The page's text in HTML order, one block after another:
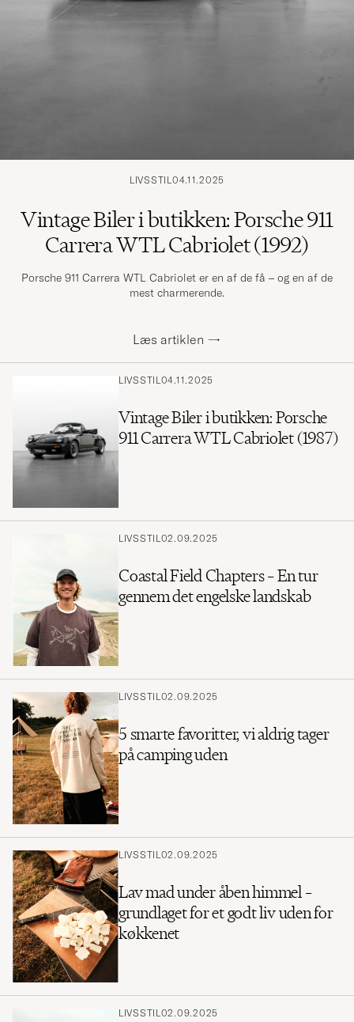
LIVSSTIL04.11.2025
Vintage Biler i butikken: Porsche 911
Carrera WTL Cabriolet (1992)
Porsche 911 Carrera WTL Cabriolet er en af de få – og en af de
mest charmerende.
Læs artiklen →
LIVSSTIL04.11.2025
Vintage Biler i butikken: Porsche
911 Carrera WTL Cabriolet (1987)
LIVSSTIL02.09.2025
Coastal Field Chapters – En tur
gennem det engelske landskab
LIVSSTIL02.09.2025
5 smarte favoritter, vi aldrig tager
på camping uden
LIVSSTIL02.09.2025
Lav mad under åben himmel –
grundlaget for et godt liv uden for
køkkenet
LIVSSTIL02.09.2025